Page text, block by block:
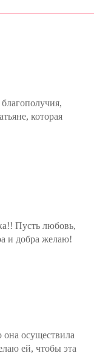
которая
Пусть любовь,
и добра желаю!
она осуществила
ей, чтобы эта